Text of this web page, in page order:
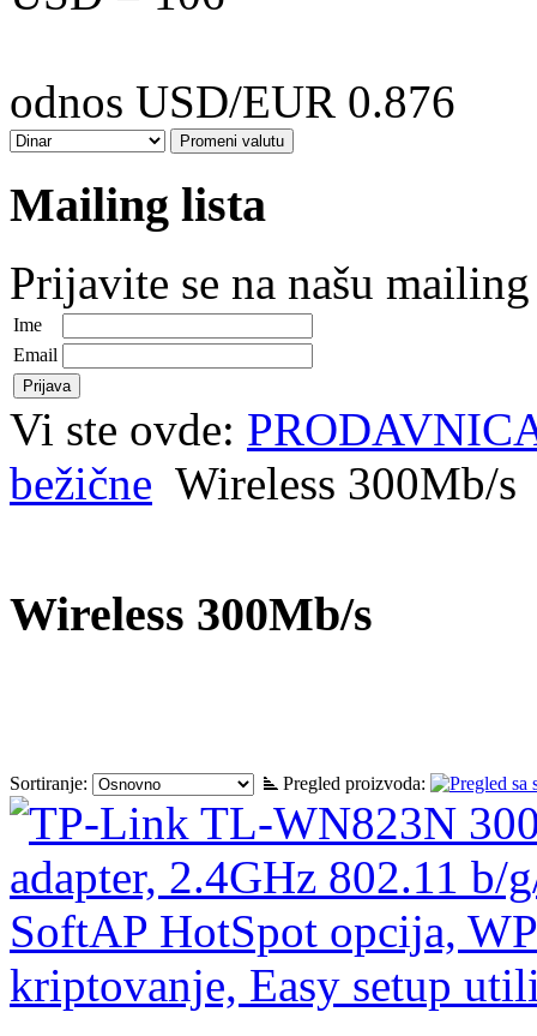
odnos USD/EUR 0.876
Mailing lista
Prijavite se na našu
Ime
Email
Vi ste ovde:
bežične Wireless 300Mb/s
Wireless 300Mb/s
Sortiranje: Pregled proizvoda: